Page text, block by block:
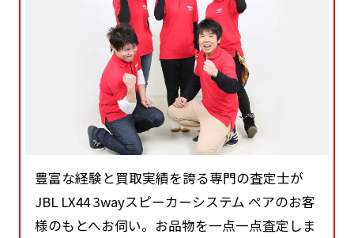
豊富な経験と買取実績を誇る専門の査定士が
JBL LX44 3wayスピーカーシステム ペアのお客
様のもとへお伺い。お品物を一点一点査定しま